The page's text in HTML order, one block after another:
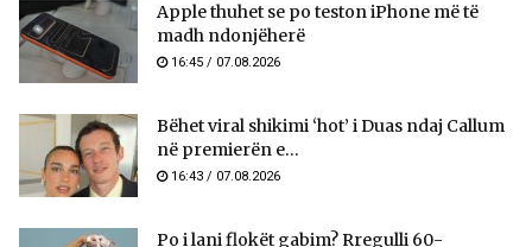
Apple thuhet se po teston iPhone më të
madh ndonjëherë
16:45 / 07.08.2026
Bëhet viral shikimi ‘hot’ i Duas ndaj Callum
në premierën e...
16:43 / 07.08.2026
Po i lani flokët gabim? Rregulli 60-